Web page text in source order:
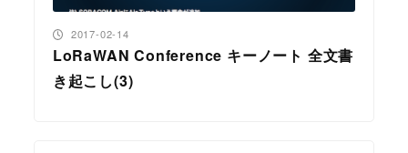
LoRaWAN Conference キーノート 全文書
き起こし(3)
投稿日
2017-02-14